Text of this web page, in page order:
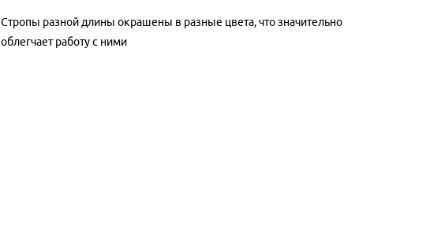
Стропы разной длины окрашены в разные цвета, что значительно
облегчает работу с ними